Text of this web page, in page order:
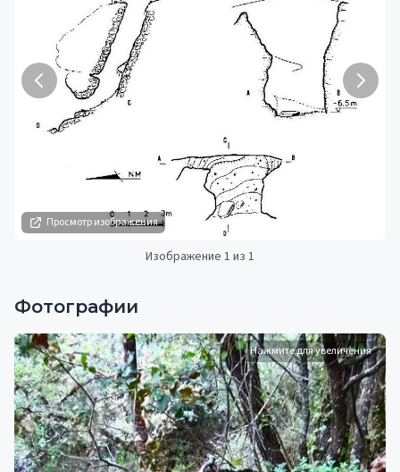
Просмотр изображения
Изображение 1 из 1
Фотографии
Нажмите для увеличения